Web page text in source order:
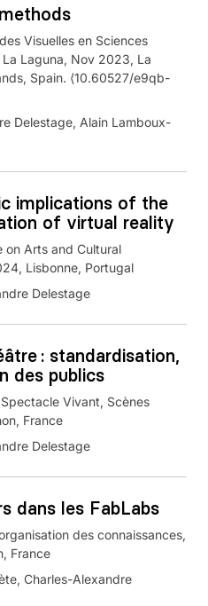
Visuelles en Sciences
Laguna, Nov 2023, La
Spain. ⟨10.60527/e9qb-
Delestage, Alain Lamboux-
implications of the
of virtual reality
on Arts and Cultural
Lisbonne, Portugal
Delestage
: standardisation,
des publics
Vivant, Scènes
France
Delestage
dans les FabLabs
des connaissances,
France
Charles-Alexandre